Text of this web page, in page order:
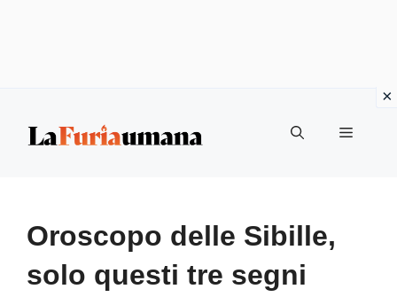
Menu
Oroscopo delle Sibille,
solo questi tre segni